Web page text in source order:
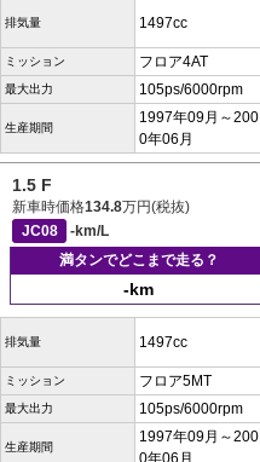
排気量 1497cc
ミッション フロア4AT
最大出力 105ps/6000rpm
生産期間
1997年09月～200
0年06月
1.5 F
新車時価格134.8万円(税抜)
JC08
-km/L
満タンでどこまで走る？
-km
排気量 1497cc
ミッション フロア5MT
最大出力 105ps/6000rpm
生産期間
1997年09月～200